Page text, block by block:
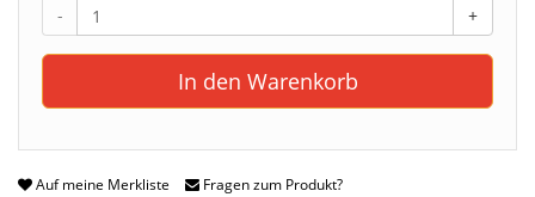
- +
In den Warenkorb
Auf meine Merkliste
Fragen zum Produkt?